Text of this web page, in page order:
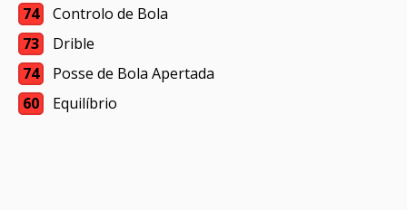
74
Controlo de Bola
73
Drible
74
Posse de Bola Apertada
60
Equilíbrio